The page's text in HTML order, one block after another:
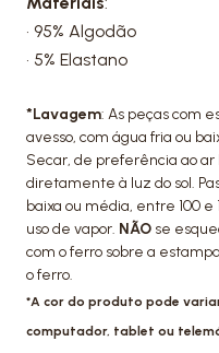
• 95% Algodão
• 5% Elastano
*Lavagem: As peças com
avesso, com água fria ou
Secar, de preferência ao ar
diretamente à luz do sol.
baixa ou média, entre 100 e
uso de vapor. NÃO se
com o ferro sobre a
o ferro.
*A cor do produto pode
computador, tablet ou